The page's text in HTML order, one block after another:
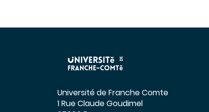
Université de Franche Comte
1 Rue Claude Goudimel